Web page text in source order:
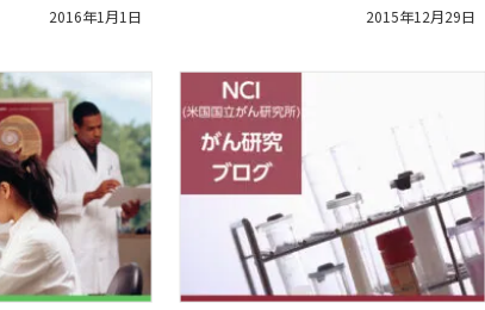
2016年1月1日 2015年12月29日